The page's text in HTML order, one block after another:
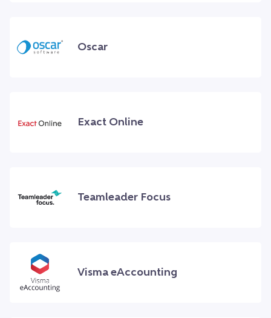
Oscar
Exact Online
Teamleader Focus
Visma eAccounting